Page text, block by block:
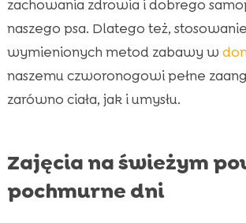
zachowania zdrowia i dobrego
naszego psa. Dlatego też,
wymienionych metod zabawy w
naszemu czworonogowi pełne
zarówno ciała, jak i umysłu.
Zajęcia na świeżym
pochmurne dni